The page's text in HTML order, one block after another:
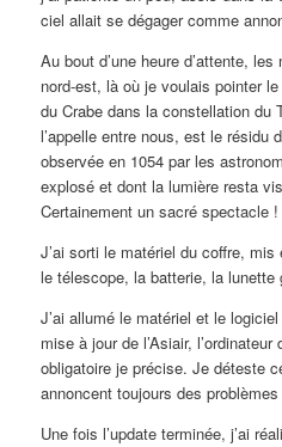
ciel allait se dégager comme
Au bout d’une heure d’attente,
nord-est, là où je voulais pointer
du Crabe dans la constellation du
l’appelle entre nous, est le résidu
observée en 1054 par les
explosé et dont la lumière resta
Certainement un sacré spectacle !
J’ai sorti le matériel du coffre,
le télescope, la batterie, la
J’ai allumé le matériel et le
mise à jour de l’Asiair,
obligatoire je précise. Je déteste
annoncent toujours des
Une fois l’update terminée, j’ai